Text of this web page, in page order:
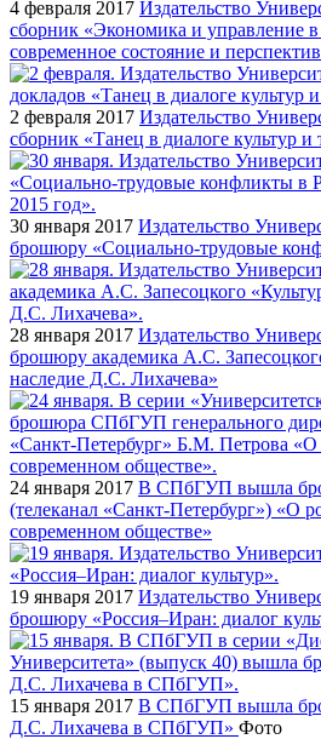
4 февраля 2017 Издательство
сборник «Экономика и управление в
современное состояние и
2 февраля 2017 Издательство
сборник «Танец в диалоге культур и
30 января 2017 Издательство
брошюру «Социально-трудовые
28 января 2017 Издательство
брошюру академика А.С.
наследие Д.С. Лихачева»
24 января 2017 В СПбГУП вышла
(телеканал «Санкт-Петербург») «О
современном обществе»
19 января 2017 Издательство
брошюру «Россия–Иран: диалог
15 января 2017 В СПбГУП вышла
Д.С. Лихачева в СПбГУП» Фото